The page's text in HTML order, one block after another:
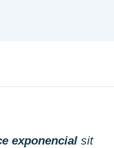
exponencialsit